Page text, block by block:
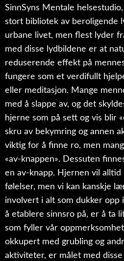
SinnSyns Mentale
stort bibliotek av beroligende
urbane livet, men flest lyder
med disse lydbildene er at
reduserende effekt på
fungere som et verdifullt
eller meditasjon. Mange
med å slappe av, og det
hjerne som på sett og vis blir
skru av bekymring og annen
viktig for å finne ro, men
«av-knappen». Dessuten
en av-knapp. Hjernen vil
følelser, men vi kan kanskje
involvert i alt som dukker opp
å etablere sinnsro på, er å ta
som fyller vår
okkupert med grubling og
aktiviteter, er målet med